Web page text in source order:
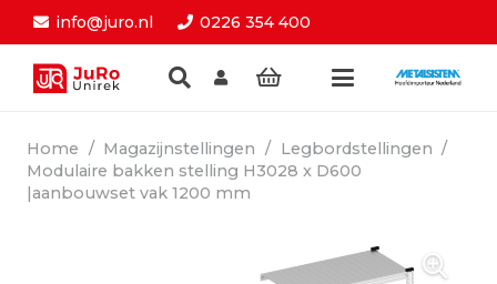
info@juro.nl 0226 354 400
Home / Magazijnstellingen / Legbordstellingen /
Modulaire bakken stelling H3028 x D600
|aanbouwset vak 1200 mm